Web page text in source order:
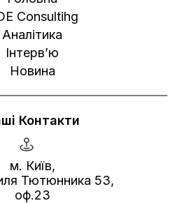
Consultihg
Аналітика
Інтерв’ю
Новина
Контакти
м. Київ,
Тютюнника 53,
оф.23